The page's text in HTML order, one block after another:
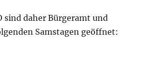
sind daher Bürgeramt und
Samstagen geöffnet: